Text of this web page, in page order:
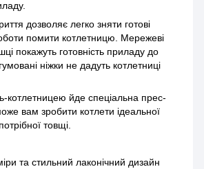
дозволяє легко зняти готові
помити котлетницю. Мережеві
покажуть готовність приладу до
ніжки не дадуть котлетниці
котлетницею йде спеціальна прес-
вам зробити котлети ідеальної
товщі.
та стильний лаконічний дизайн